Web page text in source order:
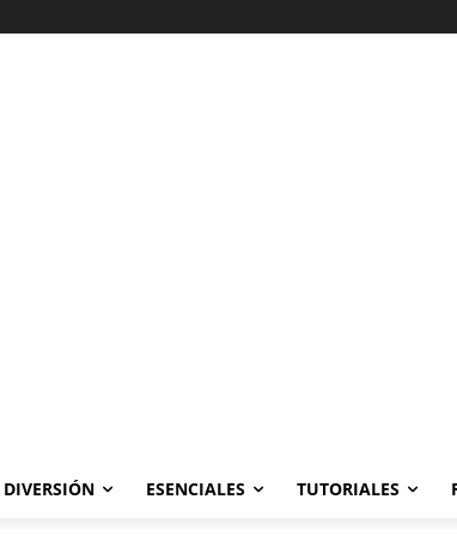
DIVERSIÓN ESENCIALES TUTORIALES